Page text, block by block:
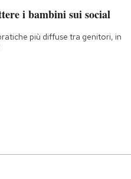
i bambini sui social
più diffuse tra genitori, in